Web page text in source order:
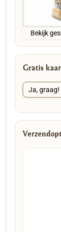
Bekijk
Gratis
Ja, graag!